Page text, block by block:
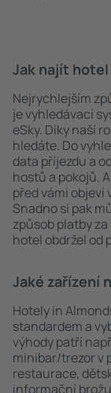
Jak najít
Nejrychlejším
je vyhledávací
eSky. Díky naší
hledáte. Do
data příjezdu a
hostů a pokojů.
před vámi
Snadno si pak
způsob platby
hotel obdržel od
Jaké zařízení
Hotely in
standardem a
výhody patří
minibar/trezor v
restaurace,
informační